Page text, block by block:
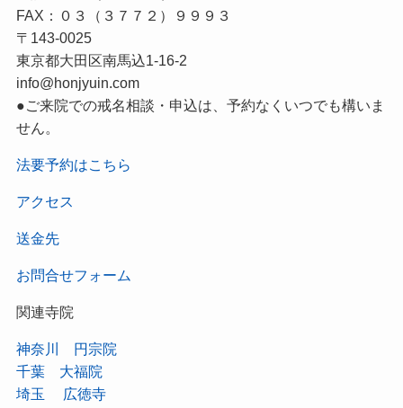
FAX：０３（３７７２）９９９３
〒143-0025
東京都大田区南馬込1-16-2
info@honjyuin.com
●ご来院での戒名相談・申込は、予約なくいつでも構いま
せん。
法要予約はこちら
アクセス
送金先
お問合せフォーム
関連寺院
神奈川 円宗院
千葉 大福院
埼玉 広徳寺